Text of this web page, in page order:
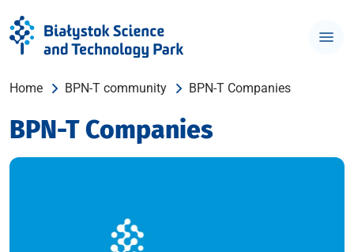
Home BPN-T community BPN-T Companies
BPN-T Companies